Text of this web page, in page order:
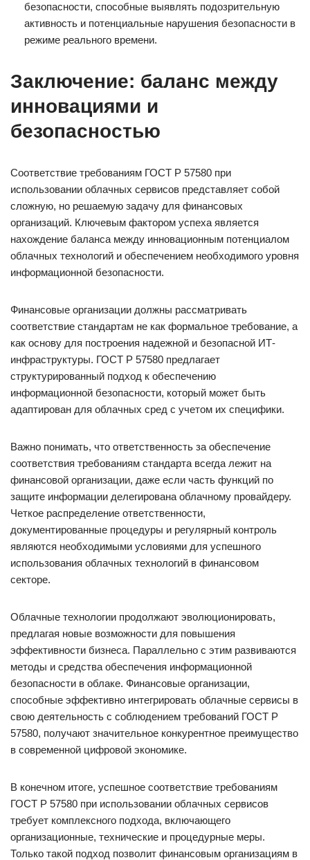
безопасности, способные выявлять подозрительную
активность и потенциальные нарушения безопасности в
режиме реального времени.
Заключение: баланс между
инновациями и
безопасностью
Соответствие требованиям ГОСТ Р 57580 при
использовании облачных сервисов представляет собой
сложную, но решаемую задачу для финансовых
организаций. Ключевым фактором успеха является
нахождение баланса между инновационным потенциалом
облачных технологий и обеспечением необходимого уровня
информационной безопасности.
Финансовые организации должны рассматривать
соответствие стандартам не как формальное требование, а
как основу для построения надежной и безопасной ИТ-
инфраструктуры. ГОСТ Р 57580 предлагает
структурированный подход к обеспечению
информационной безопасности, который может быть
адаптирован для облачных сред с учетом их специфики.
Важно понимать, что ответственность за обеспечение
соответствия требованиям стандарта всегда лежит на
финансовой организации, даже если часть функций по
защите информации делегирована облачному провайдеру.
Четкое распределение ответственности,
документированные процедуры и регулярный контроль
являются необходимыми условиями для успешного
использования облачных технологий в финансовом
секторе.
Облачные технологии продолжают эволюционировать,
предлагая новые возможности для повышения
эффективности бизнеса. Параллельно с этим развиваются
методы и средства обеспечения информационной
безопасности в облаке. Финансовые организации,
способные эффективно интегрировать облачные сервисы в
свою деятельность с соблюдением требований ГОСТ Р
57580, получают значительное конкурентное преимущество
в современной цифровой экономике.
В конечном итоге, успешное соответствие требованиям
ГОСТ Р 57580 при использовании облачных сервисов
требует комплексного подхода, включающего
организационные, технические и процедурные меры.
Только такой подход позволит финансовым организациям в